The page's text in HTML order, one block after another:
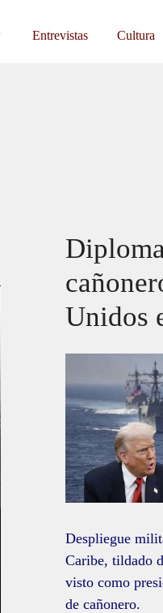
Entrevistas Cultura
Unidos
Despliegue
Caribe, tildado
visto como
de cañonero.